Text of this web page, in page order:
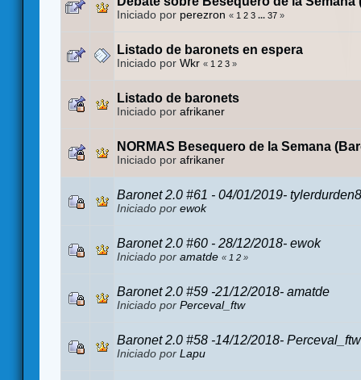
Iniciado por perezron « 1 2 3 ... 37 »
Listado de baronets en espera
Iniciado por Wkr « 1 2 3 »
Listado de baronets
Iniciado por afrikaner
NORMAS Besequero de la Semana
Iniciado por afrikaner
Baronet 2.0 #61 - 04/01/2019- tylerdurden8
Iniciado por ewok
Baronet 2.0 #60 - 28/12/2018- ewok
Iniciado por amatde « 1 2 »
Baronet 2.0 #59 -21/12/2018- amatde
Iniciado por Perceval_ftw
Baronet 2.0 #58 -14/12/2018- Perceval_ftw
Iniciado por Lapu